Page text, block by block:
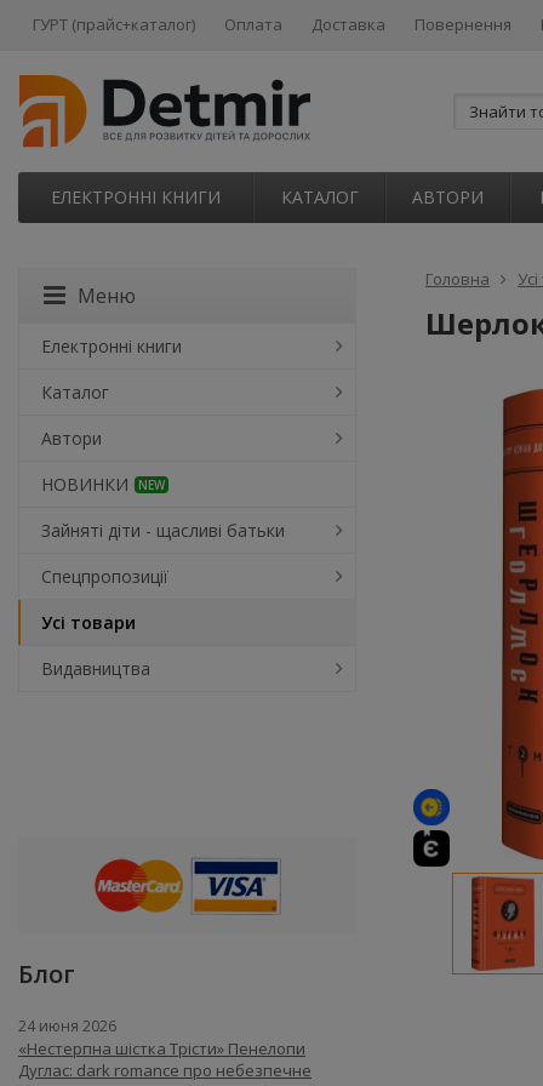
ГУРТ (прайс+каталог) Оплата Доставка Повернення
ЕЛЕКТРОННІ КНИГИ КАТАЛОГ АВТОРИ
Головна
Меню
Електронні книги
Каталог
Автори
НОВИНКИ
NEW
Зайняті діти - щасливі батьки
Спецпропозиції
Усі товари
Видавництва
Блог
24 июня 2026
«Нестерпна шістка Трісти» Пенелопи
Дуглас: dark romance про небезпечне